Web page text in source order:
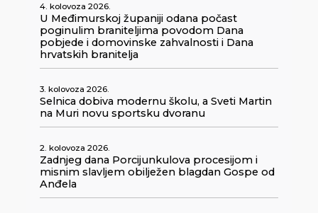
4. kolovoza 2026.
U Međimurskoj županiji odana počast
poginulim braniteljima povodom Dana
pobjede i domovinske zahvalnosti i Dana
hrvatskih branitelja
3. kolovoza 2026.
Selnica dobiva modernu školu, a Sveti Martin
na Muri novu sportsku dvoranu
2. kolovoza 2026.
Zadnjeg dana Porcijunkulova procesijom i
misnim slavljem obilježen blagdan Gospe od
Anđela